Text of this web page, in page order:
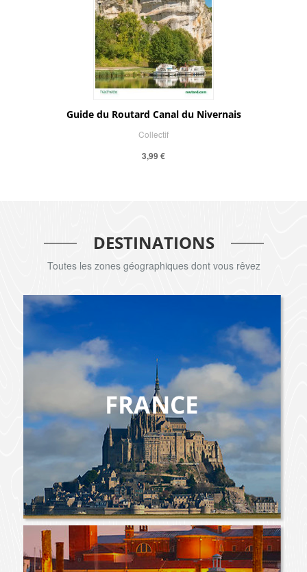
Guide du Routard Canal du Nivernais
Collectif
3,99 €
DESTINATIONS
Toutes les zones géographiques dont vous rêvez